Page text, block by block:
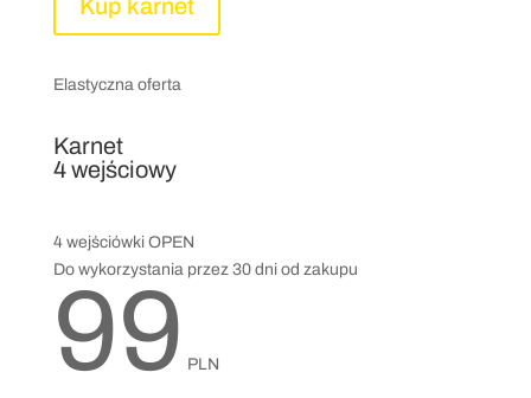
Kup karnet
Elastyczna oferta
Karnet
4 wejściowy
4 wejściówki OPEN
Do wykorzystania przez 30 dni od zakupu
99 PLN